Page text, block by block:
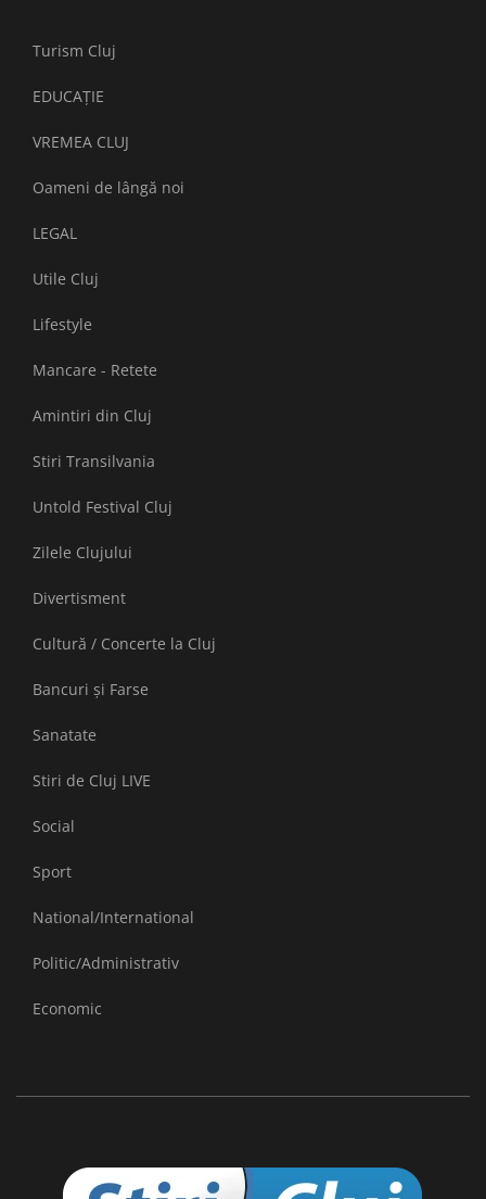
Turism Cluj
EDUCAȚIE
VREMEA CLUJ
Oameni de lângă noi
LEGAL
Utile Cluj
Lifestyle
Mancare - Retete
Amintiri din Cluj
Stiri Transilvania
Untold Festival Cluj
Zilele Clujului
Divertisment
Cultură / Concerte la Cluj
Bancuri și Farse
Sanatate
Stiri de Cluj LIVE
Social
Sport
National/International
Politic/Administrativ
Economic